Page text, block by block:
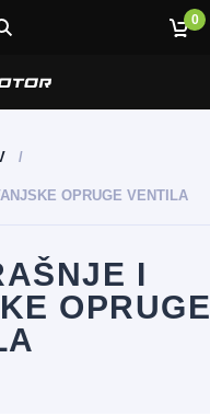
0
OPRUGE VENTILA
I
OPRUGE